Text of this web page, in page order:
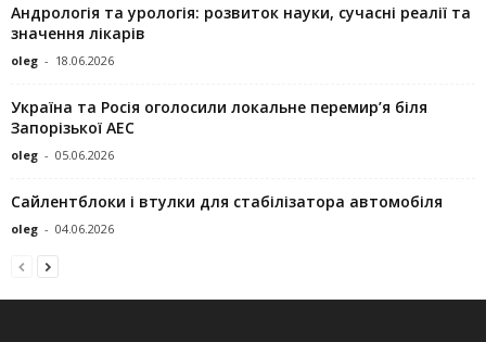
Андрологія та урологія: розвиток науки, сучасні реалії та
значення лікарів
oleg - 18.06.2026
Україна та Росія оголосили локальне перемир’я біля
Запорізької АЕС
oleg - 05.06.2026
Сайлентблоки і втулки для стабілізатора автомобіля
oleg - 04.06.2026